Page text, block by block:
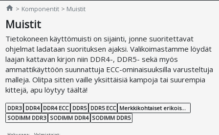
home Jimms.fi
Komponentit Muistit
Muistit
Tietokoneen käyttömuisti on sijainti, jonne suoritettavat
ohjelmat ladataan suorituksen ajaksi. Valikoimastamme löydät
laajan kattavan kirjon niin DDR4-, DDR5- sekä myös
ammattikäyttöön suunnattuja ECC-ominaisuuksilla varusteltuja
malleja. Olitpa sitten vaille yksittäisiä kampoja tai suurempia
kittejä, apu löytyy täältä!
DDR3 DDR4 DDR4 ECC DDR5 DDR5 ECC
Merkkikohtaiset erikoismuistit
SODIMM DDR3 SODIMM DDR4 SODIMM DDR5